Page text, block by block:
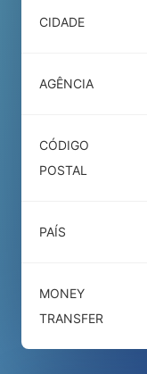
CIDADE
AGÊNCIA
CÓDIGO
POSTAL
PAÍS
MONEY
TRANSFER